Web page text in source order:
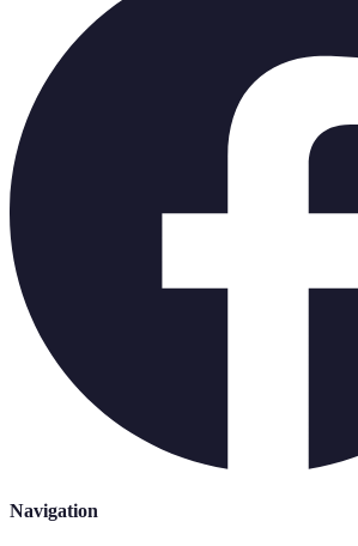
Navigation